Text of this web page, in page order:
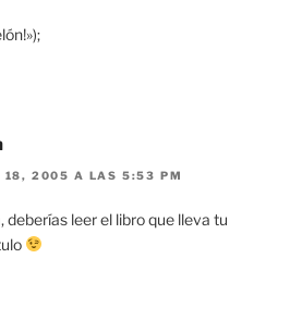
18, 2005 A LAS 5:53 PM
deberías leer el libro que lleva tu